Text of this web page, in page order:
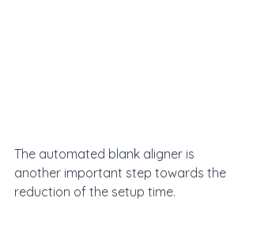
The automated blank aligner is
another important step towards the
reduction of the setup time.